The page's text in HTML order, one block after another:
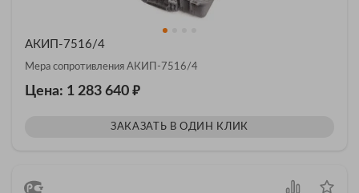
АКИП-7516/4
Мера сопротивления АКИП-7516/4
Цена: 1 283 640 ₽
ЗАКАЗАТЬ В ОДИН КЛИК